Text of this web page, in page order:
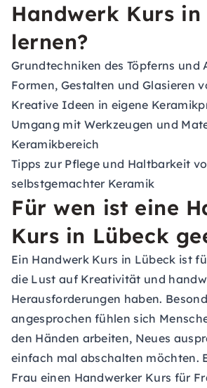
Handwerk Kurs in
lernen?
Grundtechniken des Töpferns und
Formen, Gestalten und Glasieren
Kreative Ideen in eigene
Umgang mit Werkzeugen und
Keramikbereich
Tipps zur Pflege und Haltbarkeit
selbstgemachter Keramik
Für wen ist eine
Kurs in Lübeck
Ein Handwerk Kurs in Lübeck ist
die Lust auf Kreativität und
Herausforderungen haben.
angesprochen fühlen sich
den Händen arbeiten, Neues
einfach mal abschalten möchten.
Frau einen Handwerker Kurs für